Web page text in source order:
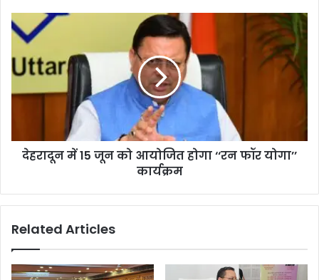
देहरादून में 15 जून को आयोजित होगा ‘‘रन फॉर योगा’’
कार्यक्रम
Related Articles